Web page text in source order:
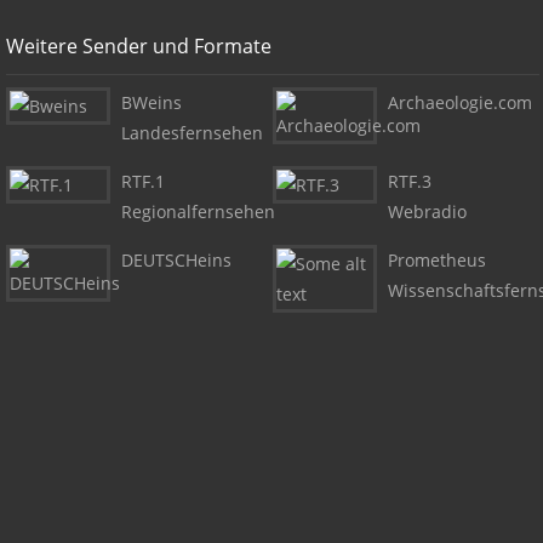
Weitere Sender und Formate
BWeins
Landesfernsehen
RTF.1
Regionalfernsehen
DEUTSCHeins
Archaeologie.com
RTF.3
Webradio
Prometheus